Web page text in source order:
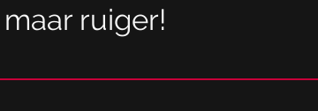
ruiger!